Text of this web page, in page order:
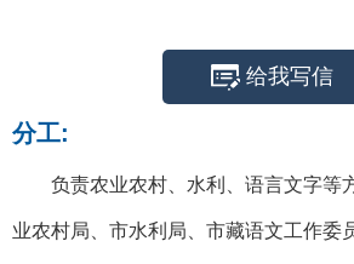
给我写信
分工:
负责农业农村、水利、语言文字等
业农村局、市水利局、市藏语文工作委